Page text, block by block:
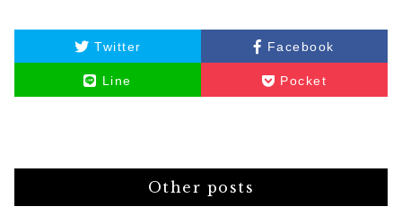
Twitter Facebook
Line Pocket
Other posts